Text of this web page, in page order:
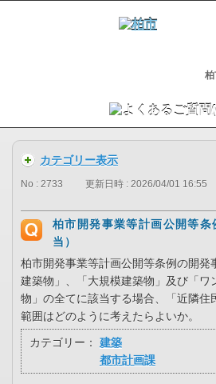
カテゴリー表示
No : 2733 更新日時 : 2026/04/01 16:55
柏市開発事業等計画公開等条
当）
柏市開発事業等計画公開等条例の開発
建築物」、「大規模建築物」及び「ワ
物」の全てに該当する場合、「近隣住
範囲はどのように考えたらよいか。
カテゴリー：
建築
都市計画課